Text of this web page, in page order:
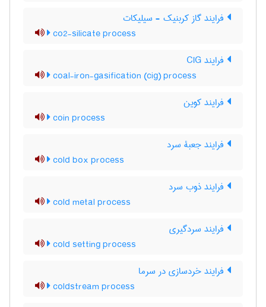
فرایند گاز کربنیک - سیلیکات
co2-silicate process
فرایند CIG
coal-iron-gasification (cig) process
فرایند کوین
coin process
فرایند جعبۀ سرد
cold box process
فرایند ذوب سرد
cold metal process
فرایند سردگیری
cold setting process
فرایند خردسازی در سرما
coldstream process